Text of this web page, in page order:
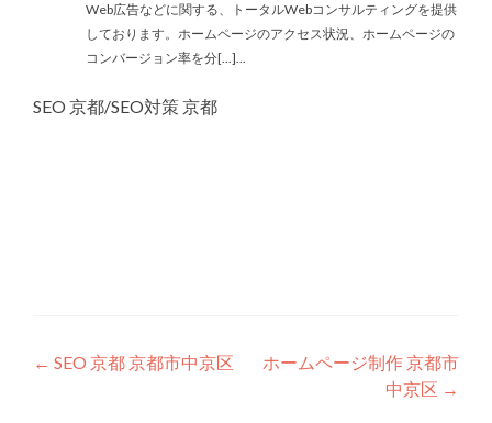
Web広告などに関する、トータルWebコンサルティングを提供
しております。ホームページのアクセス状況、ホームページの
コンバージョン率を分[...]...
SEO 京都/SEO対策 京都
投
← SEO 京都 京都市中京区
ホームページ制作 京都市
中京区 →